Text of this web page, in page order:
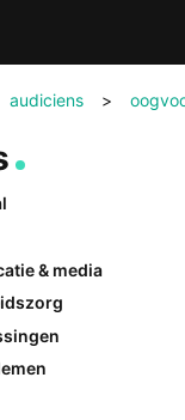
audiciens >
& media